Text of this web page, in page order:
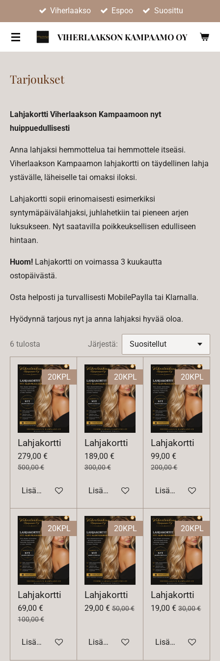
pääsisältöön
VIHERLAAKSON KAMPAAMO OY
Viherlaakso Espoo Suosittu
Tarjoukset
Lahjakortti Viherlaakson Kampaamoon nyt
huippuedullisesti
Anna lahjaksi hemmottelua tai hemmottele itseäsi.
Viherlaakson Kampaamon lahjakortti on täydellinen lahja
ystävälle, läheiselle tai omaksi iloksi.
Lahjakortti sopii erinomaisesti esimerkiksi
syntymäpäivälahjaksi, juhlahetkiin tai pieneen arjen
luksukseen. Nyt saatavilla poikkeuksellisen edulliseen
hintaan.
Huom! Lahjakortti on voimassa 3 kuukautta
ostopäivästä.
Osta helposti ja turvallisesti MobilePaylla tai Klarnalla.
Hyödynnä tarjous nyt ja anna lahjaksi hyvää oloa.
6 tulosta Järjestä:
20KPL
Lahjakortti
279,00 €
500,00 €
Lisää ostoskoriin
20KPL
Lahjakortti
189,00 €
300,00 €
Lisää ostoskoriin
20KPL
Lahjakortti
99,00 €
200,00 €
Lisää ostoskoriin
20KPL
Lahjakortti
69,00 €
100,00 €
Lisää ostoskoriin
20KPL
Lahjakortti
29,00 € 50,00 €
Lisää ostoskoriin
20KPL
Lahjakortti
19,00 € 30,00 €
Lisää ostoskoriin